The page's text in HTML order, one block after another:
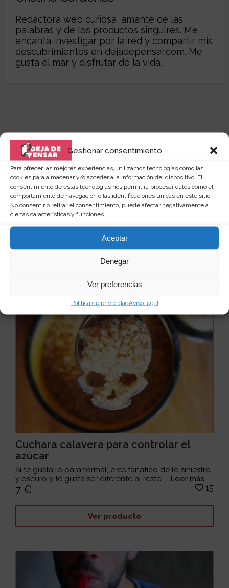
Gestionar consentimiento
Para ofrecer las mejores experiencias, utilizamos tecnologías como las
cookies para almacenar y/o acceder a la información del dispositivo. El
consentimiento de estas tecnologías nos permitirá procesar datos como el
comportamiento de navegación o las identificaciones únicas en este sitio.
No consentir o retirar el consentimiento, puede afectar negativamente a
ciertas características y funciones.
Aceptar
Denegar
Ver preferencias
Política de privacidadAviso legal
Redactora web curiosa, amante de las
palabras y de los productos singulres. Me
encanta investigar por la red y compartir mis
descubrimientos en dejadepensar.com. Me
gusta el mar y disfrutar de la vida.
Quizás te puede interesar...
Cuchara calavera para controlar el
azúcar
Si te gusta lo paranormal, eres fanático de lo siniestro
y oscuro y te gusta ser diferente al resto ... Leer más
7 € 15
Ver producto